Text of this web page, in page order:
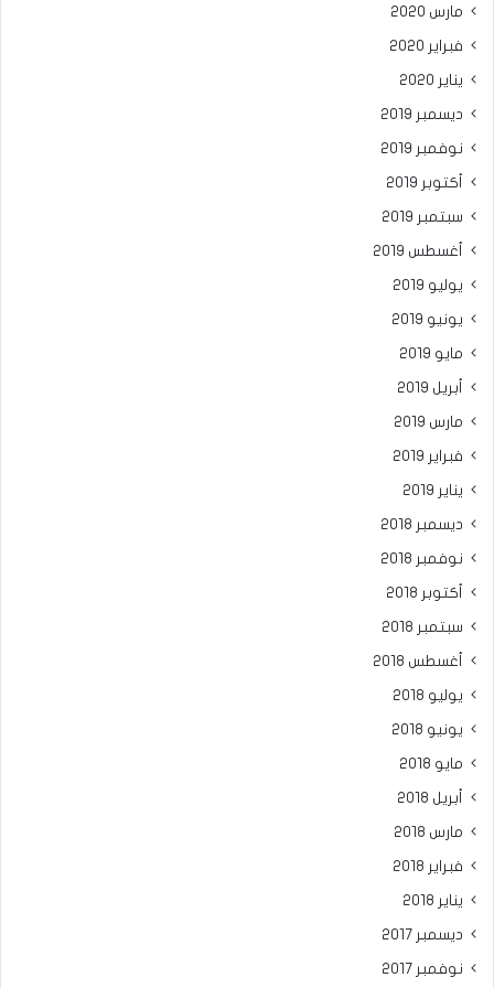
مارس 2020
فبراير 2020
يناير 2020
ديسمبر 2019
نوفمبر 2019
أكتوبر 2019
سبتمبر 2019
أغسطس 2019
يوليو 2019
يونيو 2019
مايو 2019
أبريل 2019
مارس 2019
فبراير 2019
يناير 2019
ديسمبر 2018
نوفمبر 2018
أكتوبر 2018
سبتمبر 2018
أغسطس 2018
يوليو 2018
يونيو 2018
مايو 2018
أبريل 2018
مارس 2018
فبراير 2018
يناير 2018
ديسمبر 2017
نوفمبر 2017